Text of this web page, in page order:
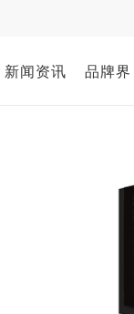
新闻资讯 品牌界